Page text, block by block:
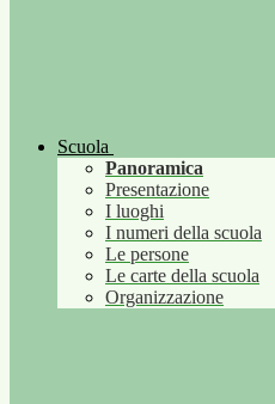
Scuola
Panoramica
Presentazione
I luoghi
I numeri della scuola
Le persone
Le carte della scuola
Organizzazione